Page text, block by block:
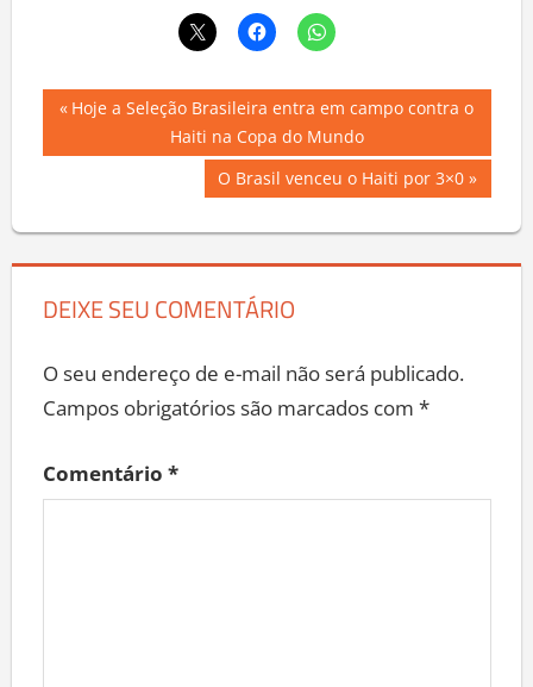
Navegação
de
Previous
Hoje a Seleção Brasileira entra em campo contra o
Haiti na Copa do Mundo
Next
O Brasil venceu o Haiti por 3×0
DEIXE SEU COMENTÁRIO
O seu endereço de e-mail não será publicado.
Campos obrigatórios são marcados com *
Comentário *